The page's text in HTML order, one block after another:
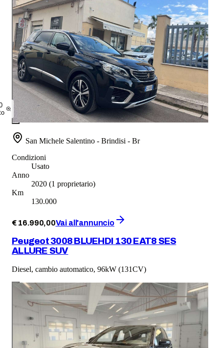
San Michele Salentino - Brindisi - Br
Condizioni
Usato
Anno
2020 (1 proprietario)
Km
130.000
€ 16.990,00Vai all'annuncio
Peugeot 3008 BLUEHDI 130 EAT8 SES
ALLURE SUV
Diesel, cambio automatico, 96kW (131CV)